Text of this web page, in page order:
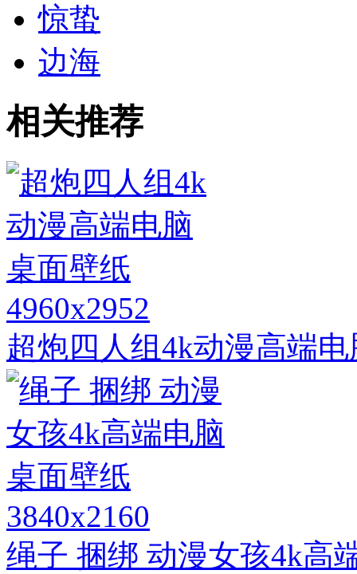
惊蛰
边海
相关推荐
4960x2952
超炮四人组4k动漫高端
3840x2160
绳子 捆绑 动漫女孩4k高